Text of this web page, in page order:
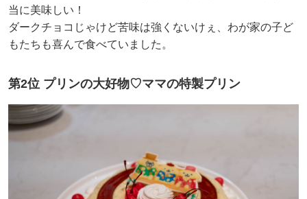
当に美味しい！
ダークチョコじゃけど苦味は強くないけぇ、わが家の子ど
もたちも喜んで食べていました。
第2位 プリンの大好物♡ママの特製プリン